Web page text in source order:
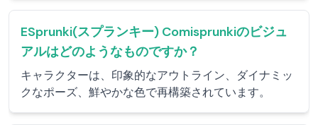
ESprunki(スプランキー) Comisprunkiのビジュ
アルはどのようなものですか？
キャラクターは、印象的なアウトライン、ダイナミッ
クなポーズ、鮮やかな色で再構築されています。